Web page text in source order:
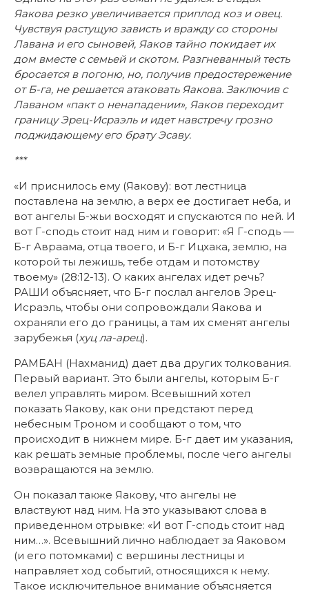
Яакова резко увеличивается приплод коз и овец.
Чувствуя растущую зависть и вражду со стороны
Лавана и его сыновей, Яаков тайно покидает их
дом вместе с семьей и скотом. Разгневанный тесть
бросается в погоню, но, получив предостережение
от Б-га, не решается атаковать Яакова. Заключив с
Лаваном «пакт о ненападении», Яаков переходит
границу Эрец-Исраэль и идет навстречу грозно
поджидающему его брату Эсаву.
***
«И приснилось ему (Яакову): вот лестница
поставлена на землю, а верх ее достигает неба, и
вот ангелы Б-жьи восходят и спускаются по ней. И
вот Г-сподь стоит над ним и говорит: «Я Г-сподь —
Б-г Авраама, отца твоего, и Б-г Ицхака, землю, на
которой ты лежишь, тебе отдам и потомству
твоему» (28:12-13). О каких ангелах идет речь?
РАШИ объясняет, что Б-г послал ангелов Эрец-
Исраэль, чтобы они сопровождали Яакова и
охраняли его до границы, а там их сменят ангелы
зарубежья (хуц ла-арец).
РАМБАН (Нахманид) дает два других толкования.
Первый вариант. Это были ангелы, которым Б-г
велел управлять миром. Всевышний хотел
показать Яакову, как они предстают перед
небесным Троном и сообщают о том, что
происходит в нижнем мире. Б-г дает им указания,
как решать земные проблемы, после чего ангелы
возвращаются на землю.
Он показал также Яакову, что ангелы не
властвуют над ним. На это указывают слова в
приведенном отрывке: «И вот Г-сподь стоит над
ним…». Всевышний лично наблюдает за Яаковом
(и его потомками) с вершины лестницы и
направляет ход событий, относящихся к нему.
Такое исключительное внимание объясняется